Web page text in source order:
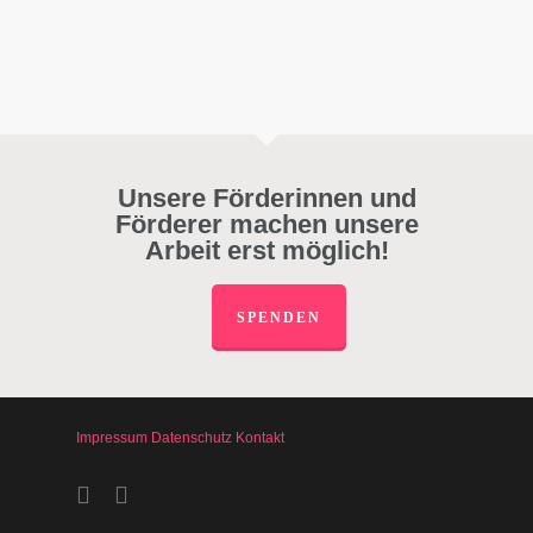
Unsere Förderinnen und
Förderer machen unsere
Arbeit erst möglich!
SPENDEN
Impressum Datenschutz Kontakt
facebookinstagram